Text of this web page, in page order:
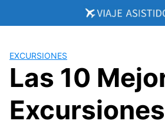
EXCURSIONES
Las 10